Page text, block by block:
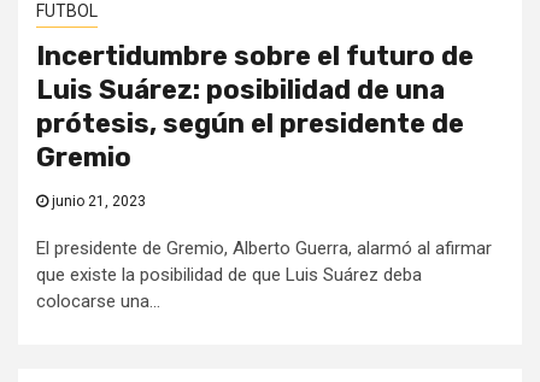
FUTBOL
Incertidumbre sobre el futuro de
Luis Suárez: posibilidad de una
prótesis, según el presidente de
Gremio
junio 21, 2023
El presidente de Gremio, Alberto Guerra, alarmó al afirmar
que existe la posibilidad de que Luis Suárez deba
colocarse una...